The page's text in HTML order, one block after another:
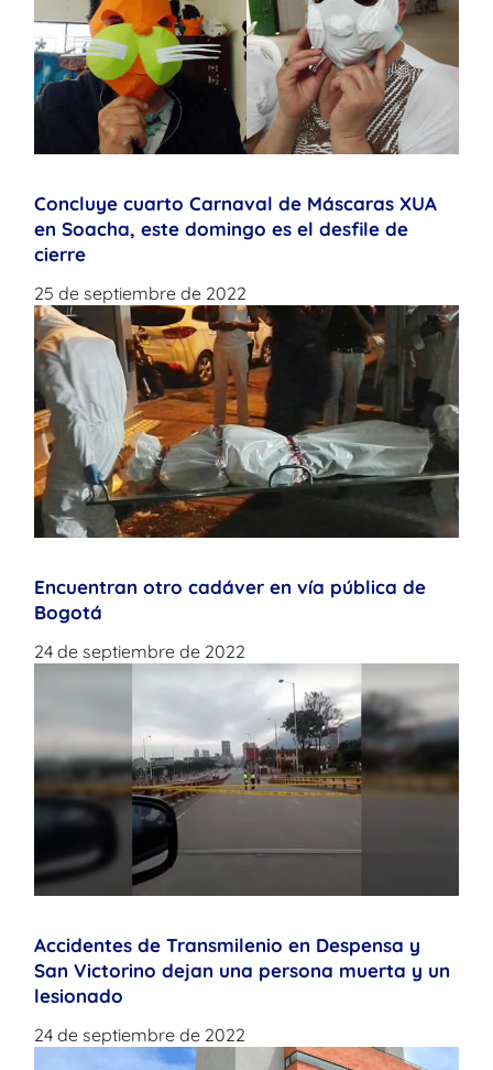
Concluye cuarto Carnaval de Máscaras XUA
en Soacha, este domingo es el desfile de
cierre
25 de septiembre de 2022
Encuentran otro cadáver en vía pública de
Bogotá
24 de septiembre de 2022
Accidentes de Transmilenio en Despensa y
San Victorino dejan una persona muerta y un
lesionado
24 de septiembre de 2022